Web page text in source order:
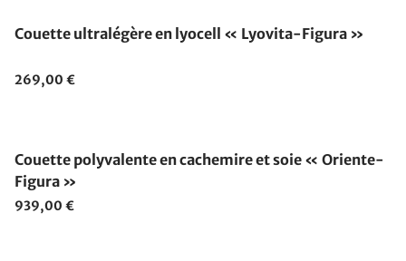
Couette ultralégère en lyocell « Lyovita-Figura »
269,00 €
Couette polyvalente en cachemire et soie « Oriente-
Figura »
939,00 €